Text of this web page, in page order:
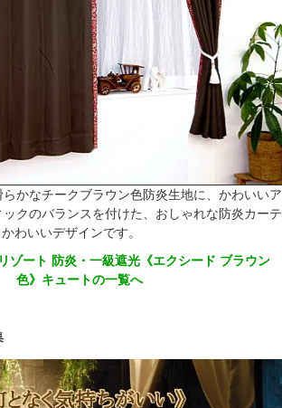
かなチークブラウン色防炎生地に、かわいいア
クのバランスを付けた、おしゃれな防炎カーテ
わいいデザインです。
ゾート 防炎・一級遮光《エクシード ブラウン
色》キュートの一覧へ